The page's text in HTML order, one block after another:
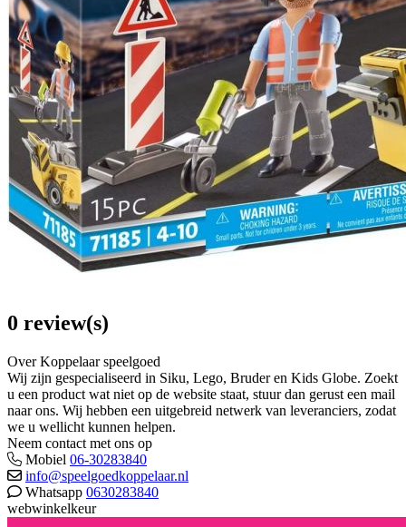
0 review(s)
Over Koppelaar speelgoed
Wij zijn gespecialiseerd in Siku, Lego, Bruder en Kids Globe. Zoekt
u een product wat niet op de website staat, stuur dan gerust een mail
naar ons. Wij hebben een uitgebreid netwerk van leveranciers, zodat
we u wellicht kunnen helpen.
Neem contact met ons op
Mobiel 06-30283840
info@speelgoedkoppelaar.nl
Whatsapp 0630283840
webwinkelkeur